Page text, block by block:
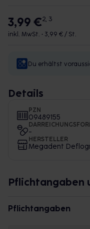
3,99 €2, 3
inkl. MwSt. • 3,99 € / St.
Du erhältst
Details
PZN
09489155
-
HERSTELLER
Megadent
Pflichtangaben
Pflichtangaben